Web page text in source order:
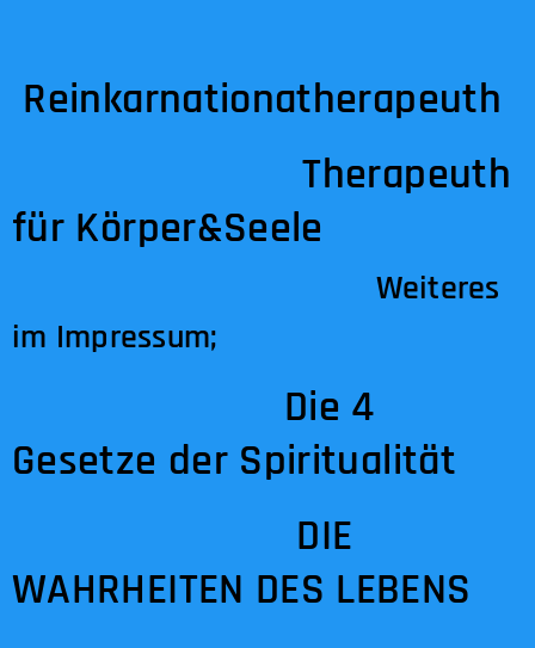
Reinkarnationatherapeuth
Therapeuth
für Körper&Seele
Weiteres
im Impressum;
Die 4
Gesetze der Spiritualität
DIE
WAHRHEITEN DES LEBENS